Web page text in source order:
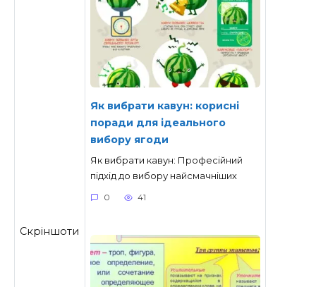
Скріншоти
Як вибрати кавун: корисні
поради для ідеального
вибору ягоди
Як вибрати кавун: Професійний
підхід до вибору найсмачніших
0 41